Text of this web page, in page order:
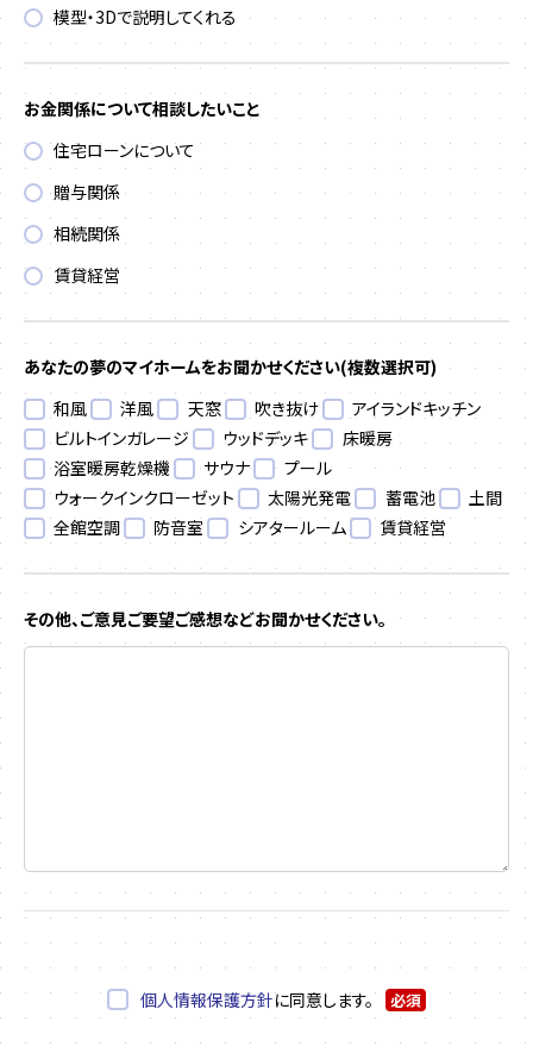
模型・3Dで説明してくれる
お金関係について相談したいこと
住宅ローンについて
贈与関係
相続関係
賃貸経営
あなたの夢のマイホームをお聞かせください(複数選択可)
和風
洋風 天窓 吹き抜け
アイランドキッチン
ビルトインガレージ
ウッドデッキ
床暖房
浴室暖房乾燥機
サウナ
プール
ウォークインクローゼット
太陽光発電 蓄電池
土間
全館空調
防音室 シアタールーム 賃貸経営
その他、ご意見ご要望ご感想などお聞かせください。
個人情報保護方針に同意します。 必須